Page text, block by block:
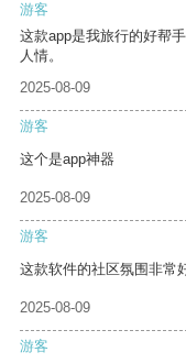
游客
这款app是我旅行的好帮
人情。
2025-08-09
游客
这个是app神器
2025-08-09
游客
这款软件的社区氛围非常
2025-08-09
游客